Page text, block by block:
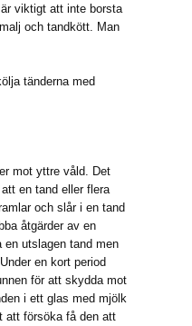
viktigt att inte borsta
och tandkött. Man
tänderna med
mot yttre våld. Det
en tand eller flera
och slår i en tand
åtgärder av en
utslagen tand men
en kort period
för att skydda mot
i ett glas med mjölk
att försöka få den att